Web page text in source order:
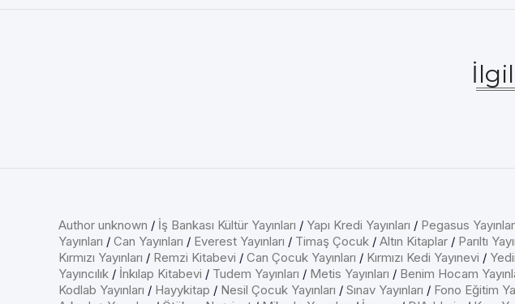
Author unknown / İş Bankası Kültür Yayınları / Yapı Kredi Yayınları / Pegasus
Yayınları / Can Yayınları / Everest Yayınları / Timaş Çocuk / Altın Kitaplar / Parıltı
Kırmızı Yayınları / Remzi Kitabevi / Can Çocuk Yayınları / Kırmızı Kedi Yayınevi /
Yayıncılık / İnkılap Kitabevi / Tudem Yayınları / Metis Yayınları / Benim Hocam
Kodlab Yayınları / Hayykitap / Nesil Çocuk Yayınları / Sınav Yayınları / Fono Eğitim